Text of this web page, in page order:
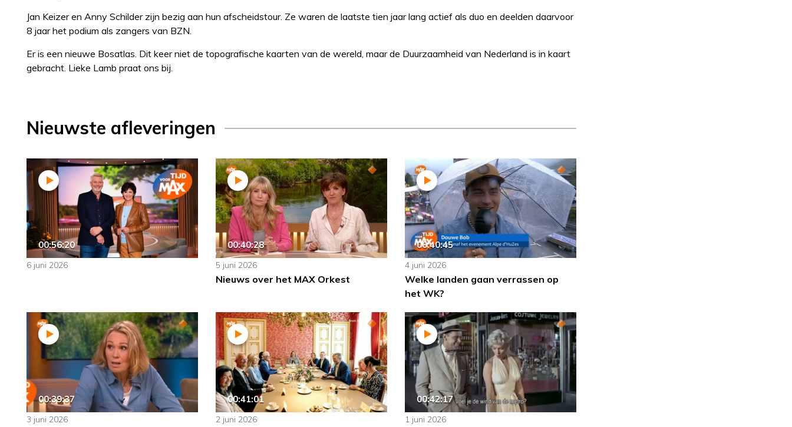
Jan Keizer en Anny Schilder zijn bezig aan hun afscheidstour. Ze waren de laatste tien jaar lang actief als duo en deelden daarvoor
8 jaar het podium als zangers van BZN.
Er is een nieuwe Bosatlas. Dit keer niet de topografische kaarten van de wereld, maar de Duurzaamheid van Nederland is in kaart
gebracht. Lieke Lamb praat ons bij.
Nieuwste afleveringen
00:56:20
6 juni 2026
00:40:28
5 juni 2026
Nieuws over het MAX Orkest
00:40:45
4 juni 2026
Welke landen gaan verrassen op
het WK?
00:39:37
3 juni 2026
00:41:01
2 juni 2026
00:42:17
1 juni 2026